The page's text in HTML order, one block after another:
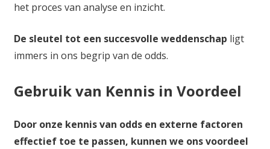
het proces van analyse en inzicht.
De sleutel tot een succesvolle weddenschap ligt
immers in ons begrip van de odds.
Gebruik van Kennis in Voordeel
Door onze kennis van odds en externe factoren
effectief toe te passen, kunnen we ons voordeel